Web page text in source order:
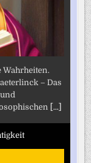
– Das
[...]